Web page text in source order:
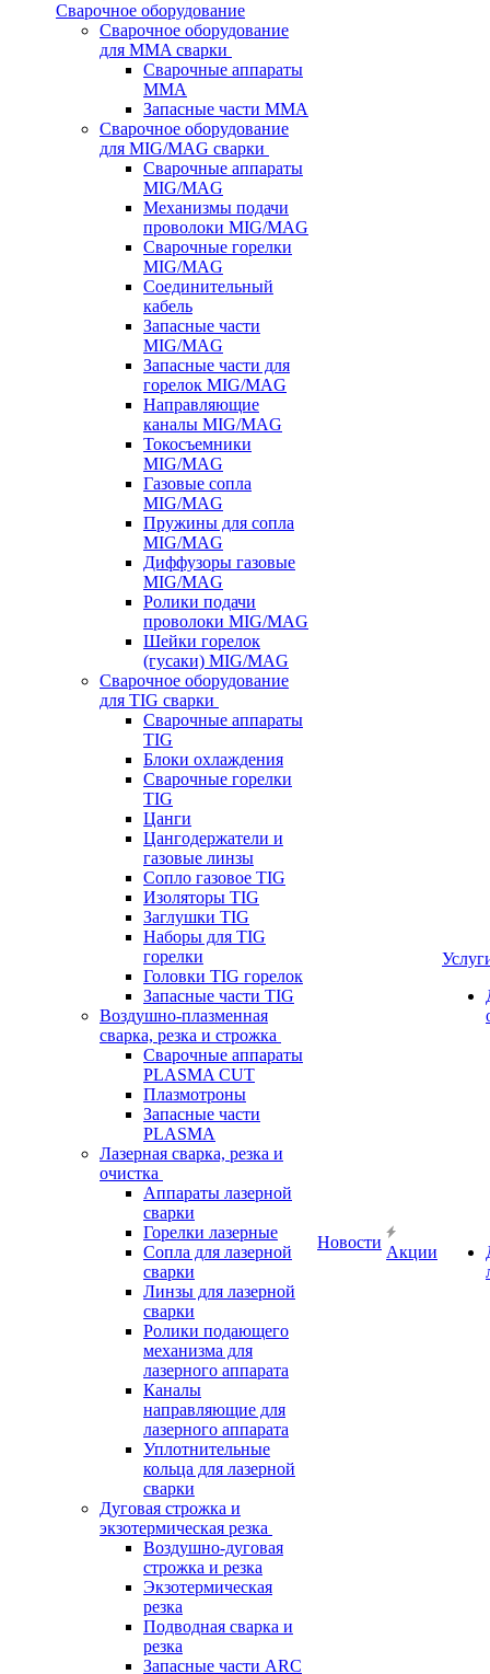
Сварочное оборудование
Сварочное оборудование
для MMA сварки
Сварочные аппараты
MMA
Запасные части MMA
Сварочное оборудование
для MIG/MAG сварки
Сварочные аппараты
MIG/MAG
Механизмы подачи
проволоки MIG/MAG
Сварочные горелки
MIG/MAG
Соединительный
кабель
Запасные части
MIG/MAG
Запасные части для
горелок MIG/MAG
Направляющие
каналы MIG/MAG
Токосъемники
MIG/MAG
Газовые сопла
MIG/MAG
Пружины для сопла
MIG/MAG
Диффузоры газовые
MIG/MAG
Ролики подачи
проволоки MIG/MAG
Шейки горелок
(гусаки) MIG/MAG
Сварочное оборудование
для TIG сварки
Сварочные аппараты
TIG
Блоки охлаждения
Сварочные горелки
TIG
Цанги
Цангодержатели и
газовые линзы
Сопло газовое TIG
Изоляторы TIG
Заглушки TIG
Наборы для TIG
горелки
Головки TIG горелок
Запасные части TIG
Воздушно-плазменная
сварка, резка и строжка
Сварочные аппараты
PLASMA CUT
Плазмотроны
Запасные части
PLASMA
Лазерная сварка, резка и
очистка
Аппараты лазерной
сварки
Горелки лазерные
Сопла для лазерной
сварки
Линзы для лазерной
сварки
Ролики подающего
механизма для
лазерного аппарата
Каналы
направляющие для
лазерного аппарата
Уплотнительные
кольца для лазерной
сварки
Дуговая строжка и
экзотермическая резка
Воздушно-дуговая
строжка и резка
Экзотермическая
резка
Подводная сварка и
резка
Запасные части ARC
Новости
Акции